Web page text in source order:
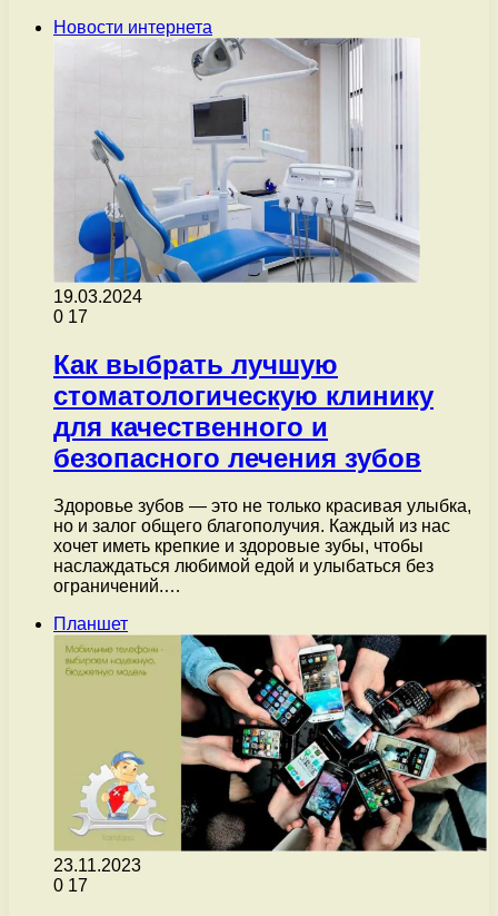
Новости интернета
19.03.2024
0 17
Как выбрать лучшую
стоматологическую клинику
для качественного и
безопасного лечения зубов
Здоровье зубов — это не только красивая улыбка,
но и залог общего благополучия. Каждый из нас
хочет иметь крепкие и здоровые зубы, чтобы
наслаждаться любимой едой и улыбаться без
ограничений.…
Планшет
23.11.2023
0 17